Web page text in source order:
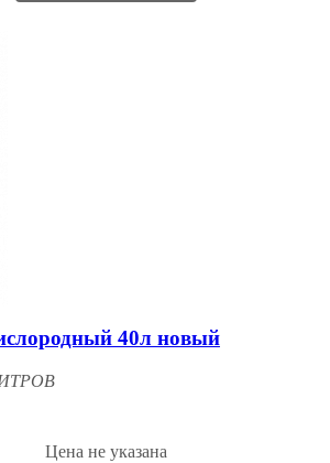
40л новый
Цена не указана